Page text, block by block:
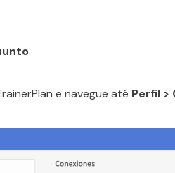
e navegue até Perfil >